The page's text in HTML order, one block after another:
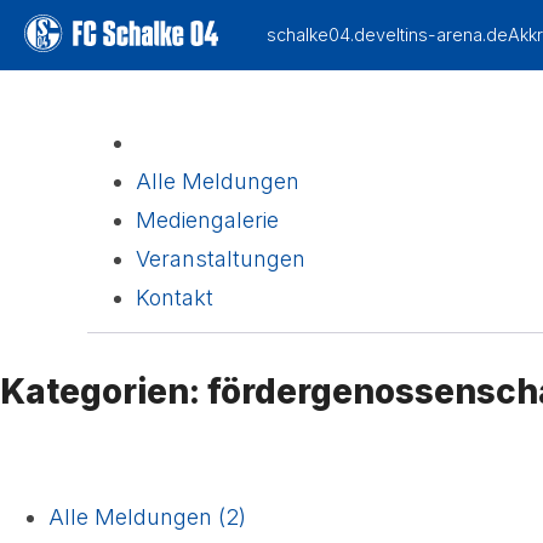
Alle Meldungen
Mediengalerie
Veranstaltungen
Kontakt
Kategorien:
Alle Meldungen (2)